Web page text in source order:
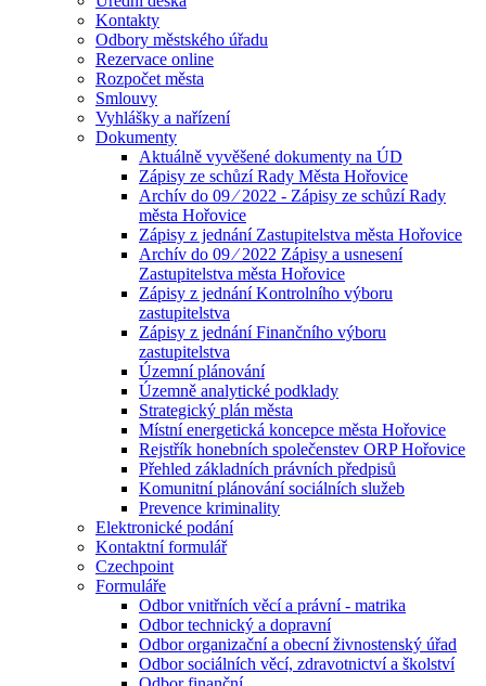
Kontakty
Odbory městského úřadu
Rezervace online
Rozpočet města
Smlouvy
Vyhlášky a nařízení
Dokumenty
Aktuálně vyvěšené dokumenty na ÚD
Zápisy ze schůzí Rady Města Hořovice
Archív do 09 ⁄ 2022 - Zápisy ze schůzí Rady
města Hořovice
Zápisy z jednání Zastupitelstva města Hořovice
Archív do 09 ⁄ 2022 Zápisy a usnesení
Zastupitelstva města Hořovice
Zápisy z jednání Kontrolního výboru
zastupitelstva
Zápisy z jednání Finančního výboru
zastupitelstva
Územní plánování
Územně analytické podklady
Strategický plán města
Místní energetická koncepce města Hořovice
Rejstřík honebních společenstev ORP Hořovice
Přehled základních právních předpisů
Komunitní plánování sociálních služeb
Prevence kriminality
Elektronické podání
Kontaktní formulář
Czechpoint
Formuláře
Odbor vnitřních věcí a právní - matrika
Odbor technický a dopravní
Odbor organizační a obecní živnostenský úřad
Odbor sociálních věcí, zdravotnictví a školství